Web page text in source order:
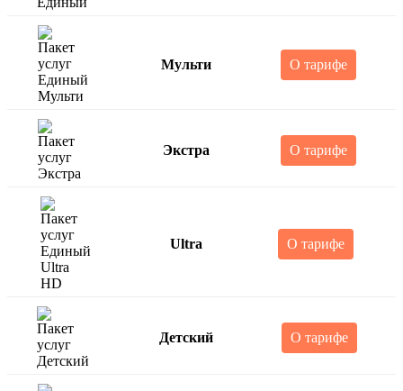
Мульти О тарифе
Экстра О тарифе
Ultra О тарифе
Детский О тарифе